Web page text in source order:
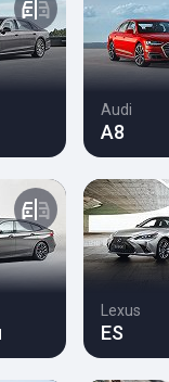
Audi
A8
Lexus
ES